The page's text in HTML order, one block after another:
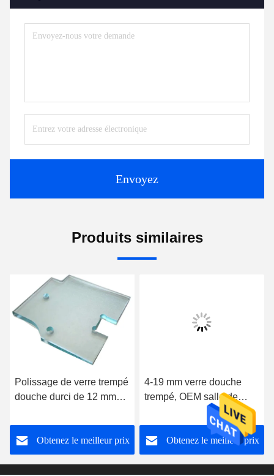
Envoyez
Produits similaires
Polissage de verre trempé
douche durci de 12 mm
Obtenez le meilleur prix
4-19 mm verre douche
trempé, OEM salle de
bains porte en verre haute
résistance
Obtenez le meilleur prix